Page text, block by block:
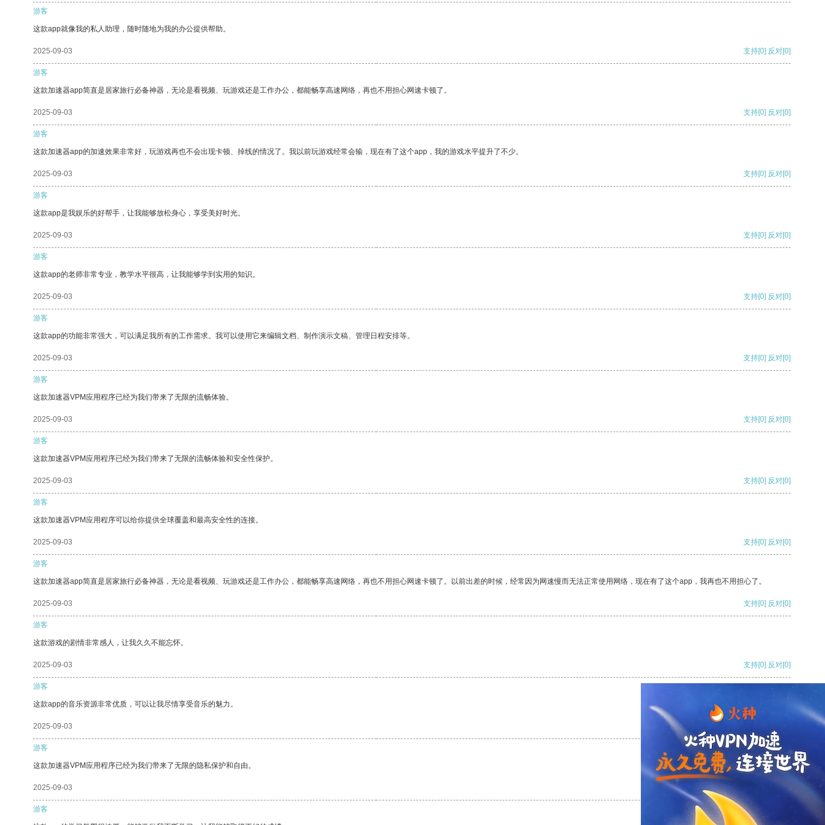
游客
这款app就像我的私人助理，随时随地为我的办公提供帮助。
2025-09-03 支持[0] 反对[0]
游客
这款加速器app简直是居家旅行必备神器，无论是看视频、玩游戏还是工作办公，都能畅享高速网络，再也不用担心网速卡顿了。
2025-09-03 支持[0] 反对[0]
游客
这款加速器app的加速效果非常好，玩游戏再也不会出现卡顿、掉线的情况了。我以前玩游戏经常会输，现在有了这个app，我的游戏水平提升了不少。
2025-09-03 支持[0] 反对[0]
游客
这款app是我娱乐的好帮手，让我能够放松身心，享受美好时光。
2025-09-03 支持[0] 反对[0]
游客
这款app的老师非常专业，教学水平很高，让我能够学到实用的知识。
2025-09-03 支持[0] 反对[0]
游客
这款app的功能非常强大，可以满足我所有的工作需求。我可以使用它来编辑文档、制作演示文稿、管理日程安排等。
2025-09-03 支持[0] 反对[0]
游客
这款加速器VPM应用程序已经为我们带来了无限的流畅体验。
2025-09-03 支持[0] 反对[0]
游客
这款加速器VPM应用程序已经为我们带来了无限的流畅体验和安全性保护。
2025-09-03 支持[0] 反对[0]
游客
这款加速器VPM应用程序可以给你提供全球覆盖和最高安全性的连接。
2025-09-03 支持[0] 反对[0]
游客
这款加速器app简直是居家旅行必备神器，无论是看视频、玩游戏还是工作办公，都能畅享高速网络，再也不用担心网速卡顿了。以前出差的时候，经常因为网速慢而无法正常使用网络，现在有了这个app，我再也不用担心了。
2025-09-03 支持[0] 反对[0]
游客
这款游戏的剧情非常感人，让我久久不能忘怀。
2025-09-03 支持[0] 反对[0]
游客
这款app的音乐资源非常优质，可以让我尽情享受音乐的魅力。
2025-09-03
游客
这款加速器VPM应用程序已经为我们带来了无限的隐私保护和自由。
2025-09-03 反对
游客